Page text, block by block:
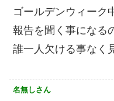
ゴールデンウィーク
報告を聞く事になる
誰一人欠ける事なく
名無しさん